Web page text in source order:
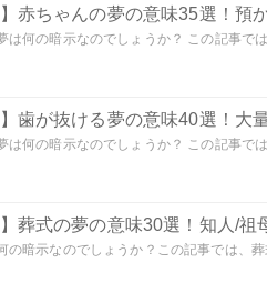
】赤ちゃんの夢の意味35選！預
は何の暗示なのでしょうか？ この記事で
】歯が抜ける夢の意味40選！大
は何の暗示なのでしょうか？ この記事で
】葬式の夢の意味30選！知人/祖
の暗示なのでしょうか？この記事では、